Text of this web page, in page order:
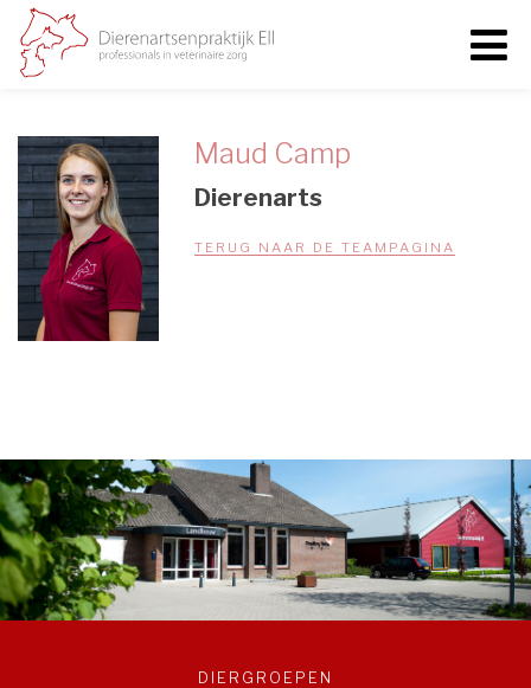
Maud Camp
Dierenarts
TERUG NAAR DE TEAMPAGINA
DIERGROEPEN